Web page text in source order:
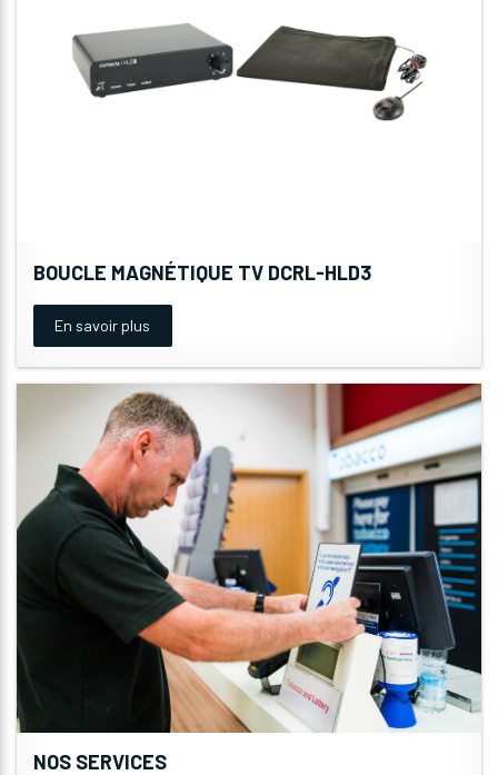
BOUCLE MAGNÉTIQUE TV DCRL-HLD3
En savoir plus
NOS SERVICES